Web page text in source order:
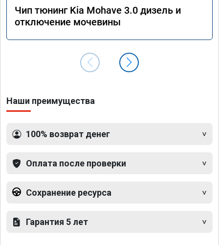
Чип тюнинг Kia Mohave 3.0 дизель и
отключение мочевины
Наши преимущества
100% возврат денег
Оплата после проверки
Сохранение ресурса
Гарантия 5 лет